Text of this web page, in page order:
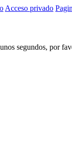
Acceso privado
segundos, por